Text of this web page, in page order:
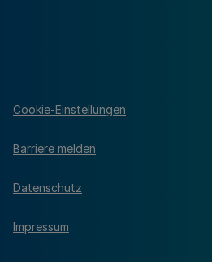
Cookie-Einstellungen
Barriere melden
Datenschutz
Impressum